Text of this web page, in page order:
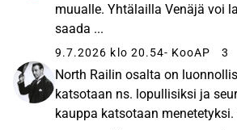
muualle. Yhtälailla Venäjä voi
saada ...
9.7.2026 klo 20.54- KooAP 3
North Railin osalta on
katsotaan ns. lopullisiksi ja
kauppa katsotaan menetetyksi.